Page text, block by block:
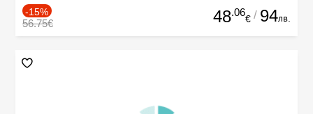
-15%
56.75€ 48.06
€ / 94лв.